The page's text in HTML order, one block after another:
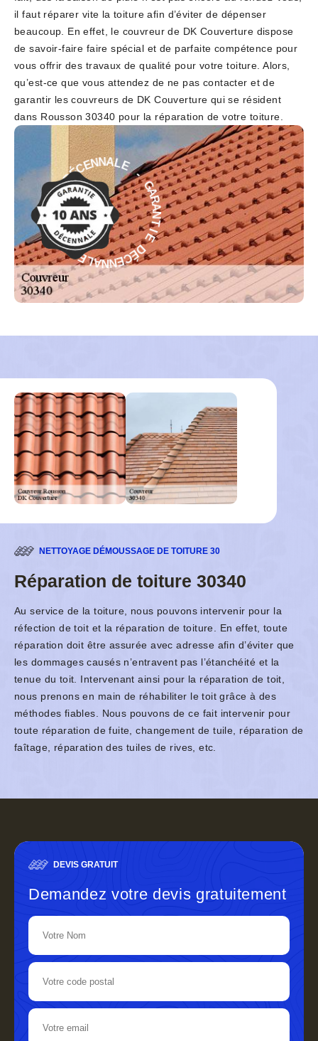
il faut réparer vite la toiture afin d’éviter de dépenser
beaucoup. En effet, le couvreur de DK Couverture dispose
de savoir-faire faire spécial et de parfaite compétence pour
vous offrir des travaux de qualité pour votre toiture. Alors,
qu’est-ce que vous attendez de ne pas contacter et de
garantir les couvreurs de DK Couverture qui se résident
dans Rousson 30340 pour la réparation de votre toiture.
G
A
R
A
N
T
I
E
D
É
C
E
NNALE - GAR
A
N
T
I
E
D
É
C
E
N
N
A
L
E
-
NETTOYAGE DÉMOUSSAGE DE TOITURE 30
Réparation de toiture 30340
Au service de la toiture, nous pouvons intervenir pour la
réfection de toit et la réparation de toiture. En effet, toute
réparation doit être assurée avec adresse afin d’éviter que
les dommages causés n’entravent pas l’étanchéité et la
tenue du toit. Intervenant ainsi pour la réparation de toit,
nous prenons en main de réhabiliter le toit grâce à des
méthodes fiables. Nous pouvons de ce fait intervenir pour
toute réparation de fuite, changement de tuile, réparation de
faîtage, réparation des tuiles de rives, etc.
DEVIS GRATUIT
Demandez votre devis gratuitement